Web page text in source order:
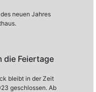
neuen Jahres
die Feiertage
bleibt in der Zeit
geschlossen. Ab